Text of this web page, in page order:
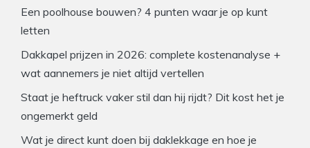
Een poolhouse bouwen? 4 punten waar je op kunt
letten
Dakkapel prijzen in 2026: complete kostenanalyse +
wat aannemers je niet altijd vertellen
Staat je heftruck vaker stil dan hij rijdt? Dit kost het je
ongemerkt geld
Wat je direct kunt doen bij daklekkage en hoe je